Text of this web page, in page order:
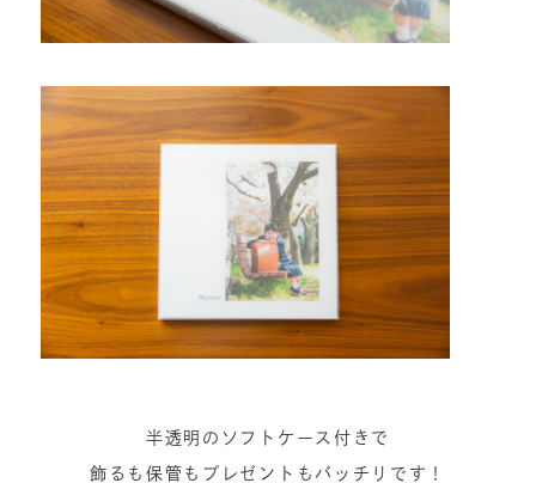
半透明のソフトケース付きで
飾るも保管もプレゼントもバッチリです！